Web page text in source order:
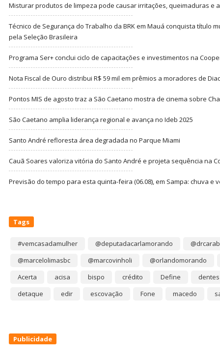
Misturar produtos de limpeza pode causar irritações, queimaduras e
Técnico de Segurança do Trabalho da BRK em Mauá conquista título
pela Seleção Brasileira
Programa Ser+ conclui ciclo de capacitações e investimentos na
Nota Fiscal de Ouro distribui R$ 59 mil em prêmios a moradores de
Pontos MIS de agosto traz a São Caetano mostra de cinema sobre
São Caetano amplia liderança regional e avança no Ideb 2025
Santo André refloresta área degradada no Parque Miami
Cauã Soares valoriza vitória do Santo André e projeta sequência na
Previsão do tempo para esta quinta-feira (06.08), em Sampa: chuva e
Tags
#vemcasadamulher @deputadacarlamorando
@marcelolimasbc
@marcovinholi
@orlandomorando
Acerta
acisa bispo crédito Define
dentes
detaque
edir escovação Fone macedo
Publicidade